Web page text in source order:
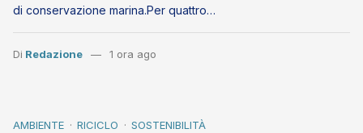
di conservazione marina.Per quattro…
Di Redazione 1 ora ago
AMBIENTE RICICLO SOSTENIBILITÀ